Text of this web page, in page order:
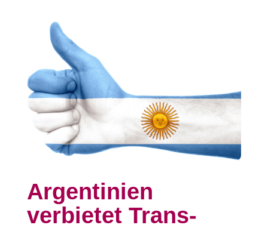
Argentinien
verbietet Trans-